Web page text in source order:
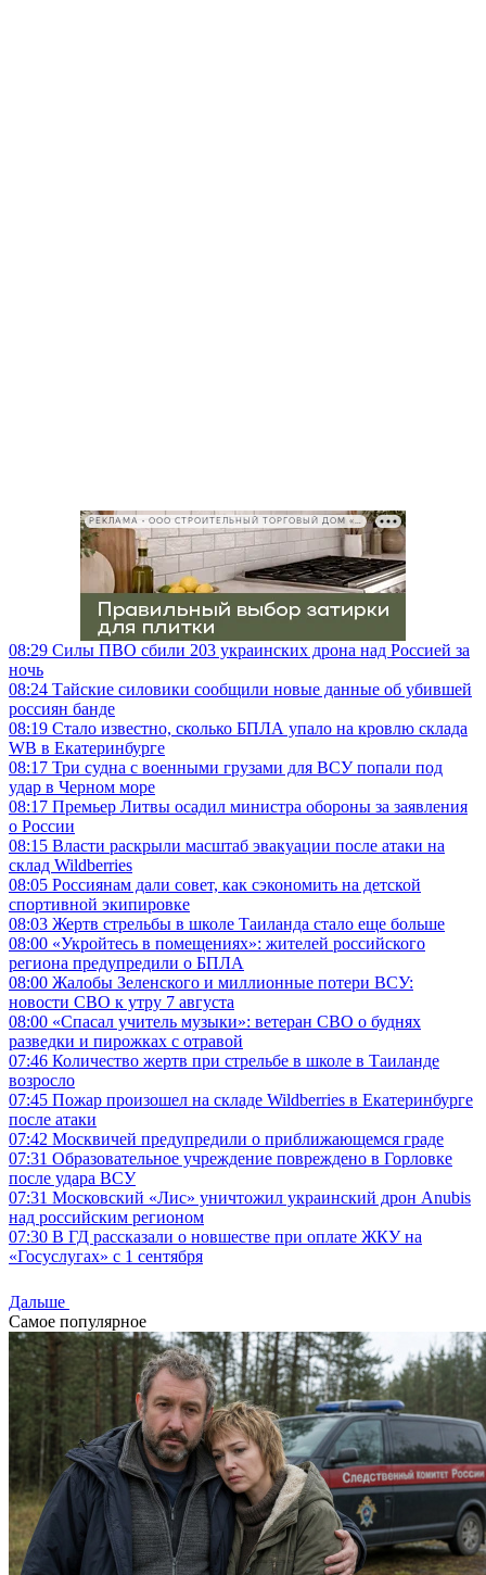
РЕКЛАМА • ООО СТРОИТЕЛЬНЫЙ ТОРГОВЫЙ ДОМ «ПЕТРОВИЧ», ИНН 7802348846
08:29 Силы ПВО сбили 203 украинских дрона над Россией за
ночь
08:24 Тайские силовики сообщили новые данные об убившей
россиян банде
08:19 Стало известно, сколько БПЛА упало на кровлю склада
WB в Екатеринбурге
08:17 Три судна с военными грузами для ВСУ попали под
удар в Черном море
08:17 Премьер Литвы осадил министра обороны за заявления
о России
08:15 Власти раскрыли масштаб эвакуации после атаки на
склад Wildberries
08:05 Россиянам дали совет, как сэкономить на детской
спортивной экипировке
08:03 Жертв стрельбы в школе Таиланда стало еще больше
08:00 «Укройтесь в помещениях»: жителей российского
региона предупредили о БПЛА
08:00 Жалобы Зеленского и миллионные потери ВСУ:
новости СВО к утру 7 августа
08:00 «Спасал учитель музыки»: ветеран СВО о буднях
разведки и пирожках с отравой
07:46 Количество жертв при стрельбе в школе в Таиланде
возросло
07:45 Пожар произошел на складе Wildberries в Екатеринбурге
после атаки
07:42 Москвичей предупредили о приближающемся граде
07:31 Образовательное учреждение повреждено в Горловке
после удара ВСУ
07:31 Московский «Лис» уничтожил украинский дрон Anubis
над российским регионом
07:30 В ГД рассказали о новшестве при оплате ЖКУ на
«Госуслугах» с 1 сентября
Дальше
Самое популярное